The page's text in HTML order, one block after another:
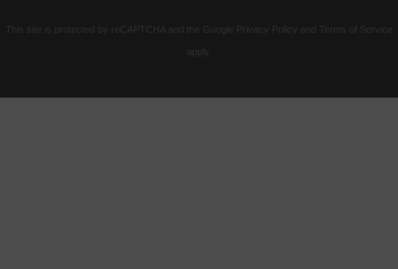
This site is protected by reCAPTCHA and the Google Privacy Policy and Terms of Service
apply.